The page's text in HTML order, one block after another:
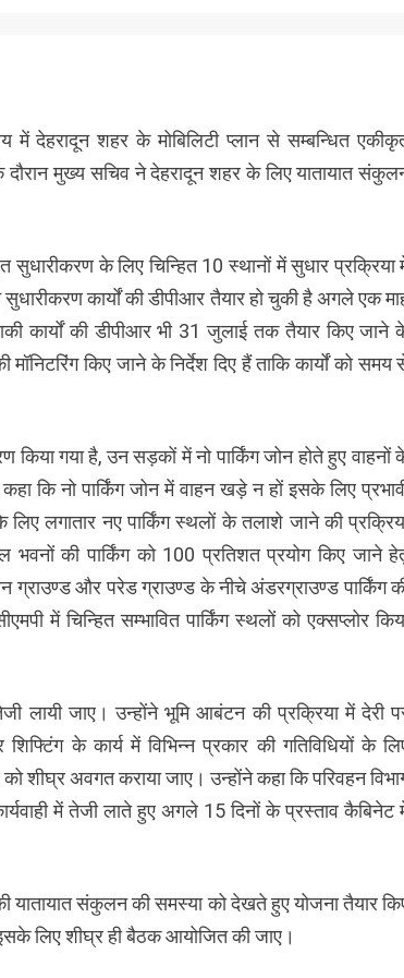
देहरादून शहर के मोबिलिटी प्लान से सम्बन्धित
मुख्य सचिव ने देहरादून शहर के लिए यातायात
सुधारीकरण के लिए चिन्हित 10 स्थानों में सुधार प्रक्रिया
कार्यों की डीपीआर तैयार हो चुकी है अगले एक
कार्यों की डीपीआर भी 31 जुलाई तक तैयार किए जाने
मॉनिटरिंग किए जाने के निर्देश दिए हैं ताकि कार्यों को समय
गया है, उन सड़कों में नो पार्किंग जोन होते हुए वाहनों
कि नो पार्किंग जोन में वाहन खड़े न हों इसके लिए
लगातार नए पार्किंग स्थलों के तलाशे जाने की
भवनों की पार्किंग को 100 प्रतिशत प्रयोग किए जाने
ग्राउण्ड और परेड ग्राउण्ड के नीचे अंडरग्राउण्ड पार्किंग
में चिन्हित सम्भावित पार्किंग स्थलों को एक्सप्लोर
लायी जाए। उन्होंने भूमि आबंटन की प्रक्रिया में देरी
के कार्य में विभिन्न प्रकार की गतिविधियों के
शीघ्र अवगत कराया जाए। उन्होंने कहा कि परिवहन
में तेजी लाते हुए अगले 15 दिनों के प्रस्ताव कैबिनेट
संकुलन की समस्या को देखते हुए योजना तैयार
लिए शीघ्र ही बैठक आयोजित की जाए।